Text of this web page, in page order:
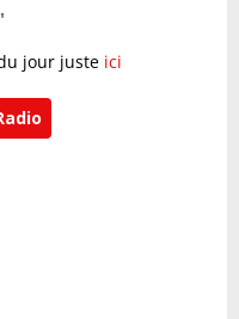
jour juste ici